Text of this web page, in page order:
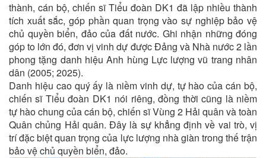
thành, cán bộ, chiến sĩ Tiểu đoàn DK1 đã lập nhiều thành
tích xuất sắc, góp phần quan trọng vào sự nghiệp bảo vệ
chủ quyền biển, đảo của đất nước. Ghi nhận những đóng
góp to lớn đó, đơn vị vinh dự được Đảng và Nhà nước 2 lần
phong tặng danh hiệu Anh hùng Lực lượng vũ trang nhân
dân (2005; 2025).
Danh hiệu cao quý ấy là niềm vinh dự, tự hào của cán bộ,
chiến sĩ Tiểu đoàn DK1 nói riêng, đồng thời cũng là niềm
tự hào chung của cán bộ, chiến sĩ Vùng 2 Hải quân và toàn
Quân chủng Hải quân. Đây là sự khẳng định về vai trò, vị
trí đặc biệt quan trọng của lực lượng nhà giàn trong thế trận
bảo vệ chủ quyền biển, đảo.